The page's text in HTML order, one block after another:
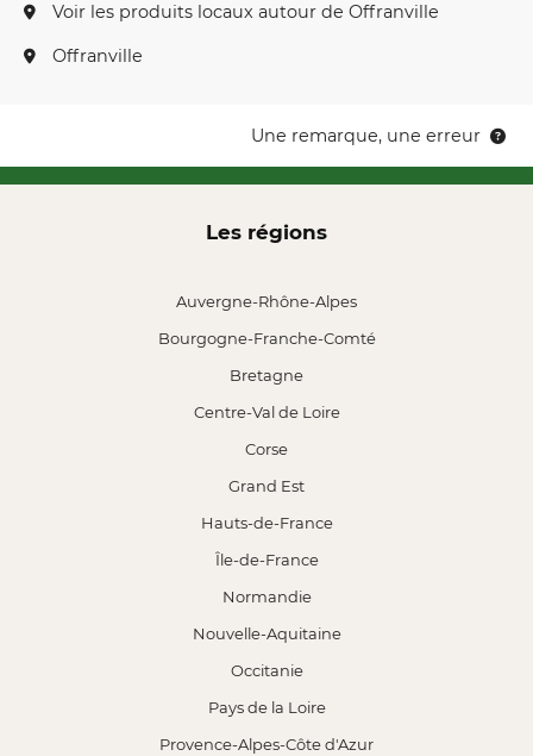
Voir les produits locaux autour de Offranville
Offranville
Une remarque, une erreur
Les régions
Auvergne-Rhône-Alpes
Bourgogne-Franche-Comté
Bretagne
Centre-Val de Loire
Corse
Grand Est
Hauts-de-France
Île-de-France
Normandie
Nouvelle-Aquitaine
Occitanie
Pays de la Loire
Provence-Alpes-Côte d'Azur